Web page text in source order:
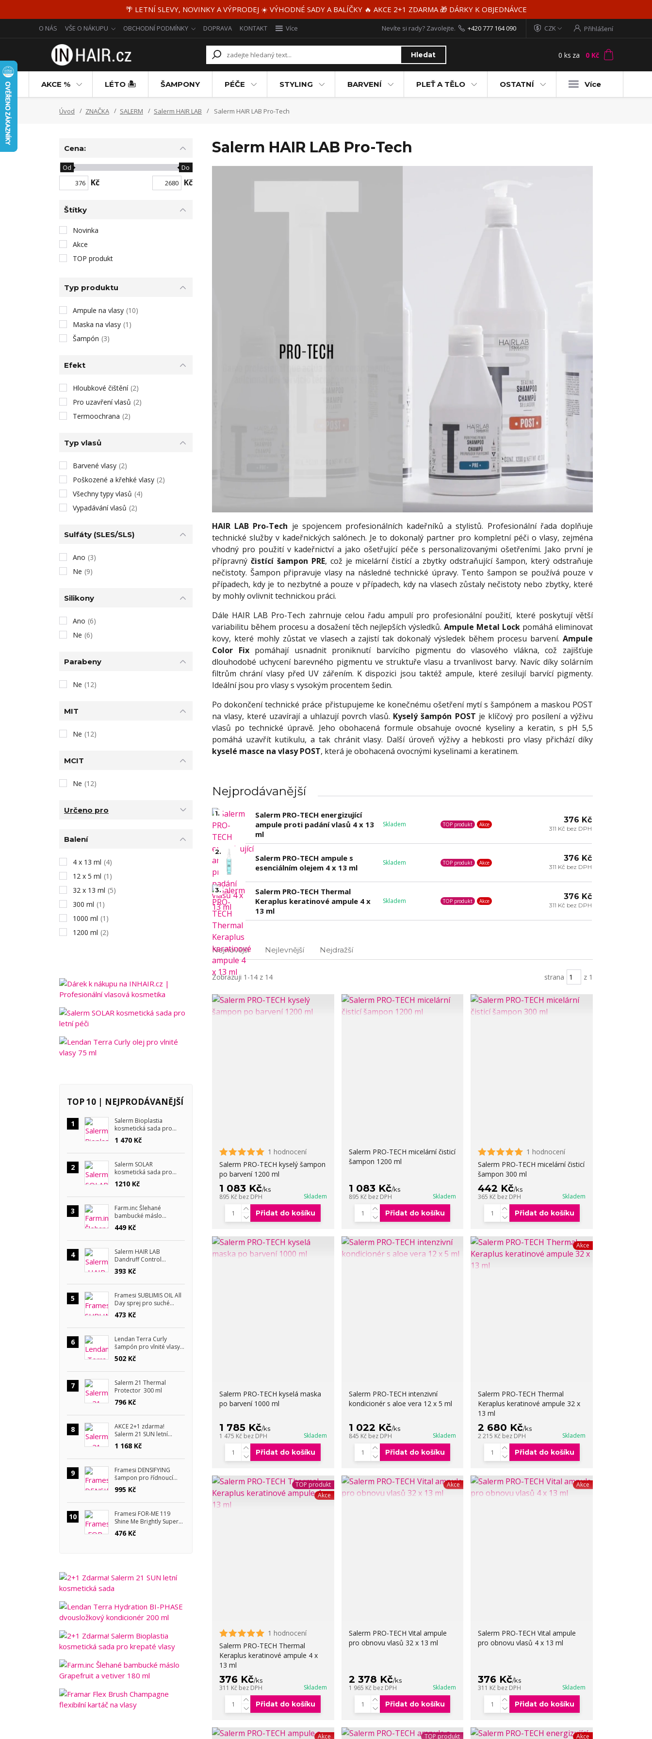
🌴 LETNÍ SLEVY, NOVINKY A VÝPRODEJ ☀️ VÝHODNÉ SADY A BALÍČKY 🔥 AKCE 2+1 ZDARMA 🎁 DÁRKY K OBJEDNÁVCE
O NÁS VŠE O NÁKUPU OBCHODNÍ PODMÍNKY DOPRAVA KONTAKT Více CZK Přihlášení
Hledat
Nevíte si rady? Zavolejte. +420 777 164 090
0 ks za 0 Kč
AKCE % LÉTO 🏝️ ŠAMPONY PÉČE STYLING BARVENÍ PLEŤ A TĚLO OSTATNÍ Více
Úvod ZNAČKA SALERM Salerm HAIR LAB Salerm HAIR LAB Pro-Tech
Salerm HAIR LAB Pro-Tech
HAIR LAB Pro-Tech je spojencem profesionálních kadeřníků a stylistů. Profesionální řada doplňuje
technické služby v kadeřnických salónech. Je to dokonalý partner pro kompletní péči o vlasy, zejména
vhodný pro použití v kadeřnictví a jako ošetřující péče s personalizovanými ošetřeními. Jako první je
přípravný čistící šampon PRE, což je micelární čistící a zbytky odstraňující šampon, který odstraňuje
nečistoty. Šampon připravuje vlasy na následné technické úpravy. Tento šampon se používá pouze v
případech, kdy je to nezbytné a pouze v případech, kdy na vlasech zůstaly nečistoty nebo zbytky, které
by mohly ovlivnit technickou práci.
Dále HAIR LAB Pro-Tech zahrnuje celou řadu ampulí pro profesionální použití, které poskytují větší
variabilitu během procesu a dosažení těch nejlepších výsledků.Ampule Metal Lock pomáhá eliminovat
kovy, které mohly zůstat ve vlasech a zajistí tak dokonalý výsledek během procesu barvení. Ampule
Color Fixpomáhají usnadnit proniknutí barvícího pigmentu do vlasového vlákna, což zajišťuje
dlouhodobé uchycení barevného pigmentu ve struktuře vlasu a trvanlivost barvy. Navíc díky solárním
filtrům chrání vlasy před UV zářením. K dispozici jsou taktéž ampule, které zesilují barvící pigmenty.
Ideální jsou pro vlasy s vysokým procentem šedin.
Po dokončení technické práce přistupujeme ke konečnému ošetření mytí s šampónem a maskou POST
na vlasy, které uzavírají a uhlazují povrch vlasů. Kyselý šampón POST je klíčový pro posílení a výživu
vlasů po technické úpravě. Jeho obohacená formule obsahuje ovocné kyseliny a keratin, s pH 5,5
pomáhá uzavřít kutikulu, a tak chránit vlasy. Další úroveň výživy a hebkosti pro vlasy přichází díky
kyselé masce na vlasy POST, která je obohacená ovocnými kyselinami a keratinem.
Nejprodávanější
1.
Salerm PRO-TECH energizující
ampule proti padání vlasů 4 x 13
ml
Skladem TOP produkt Akce 376 Kč
311 Kč bez DPH
2.
Salerm PRO-TECH ampule s
esenciálním olejem 4 x 13 ml
Skladem TOP produkt Akce 376 Kč
311 Kč bez DPH
3.
Salerm PRO-TECH Thermal
Keraplus keratinové ampule 4 x
13 ml
Skladem TOP produkt Akce 376 Kč
311 Kč bez DPH
Nejnovější Nejlevnější Nejdražší
Zobrazuji 1-14 z 14 strana z 1
1 hodnocení
Salerm PRO-TECH kyselý šampon
po barvení 1200 ml
1 083 Kč/ks
895 Kč bez DPH Skladem
Přidat do košíku
Salerm PRO-TECH micelární čisticí
šampon 1200 ml
1 083 Kč/ks
895 Kč bez DPH Skladem
Přidat do košíku
1 hodnocení
Salerm PRO-TECH micelární čisticí
šampon 300 ml
442 Kč/ks
365 Kč bez DPH Skladem
Přidat do košíku
Salerm PRO-TECH kyselá maska
po barvení 1000 ml
1 785 Kč/ks
1 475 Kč bez DPH Skladem
Přidat do košíku
Salerm PRO-TECH intenzivní
kondicionér s aloe vera 12 x 5 ml
1 022 Kč/ks
845 Kč bez DPH Skladem
Přidat do košíku
Akce
Salerm PRO-TECH Thermal
Keraplus keratinové ampule 32 x
13 ml
2 680 Kč/ks
2 215 Kč bez DPH Skladem
Přidat do košíku
TOP produkt
Akce
1 hodnocení
Salerm PRO-TECH Thermal
Keraplus keratinové ampule 4 x
13 ml
376 Kč/ks
311 Kč bez DPH Skladem
Přidat do košíku
Akce
Salerm PRO-TECH Vital ampule
pro obnovu vlasů 32 x 13 ml
2 378 Kč/ks
1 965 Kč bez DPH Skladem
Přidat do košíku
Akce
Salerm PRO-TECH Vital ampule
pro obnovu vlasů 4 x 13 ml
376 Kč/ks
311 Kč bez DPH Skladem
Přidat do košíku
Akce TOP produkt Akce
Cena:
Kč
Od Do
Kč
Štítky
Novinka
Akce
TOP produkt
Typ produktu
Ampule na vlasy (10)
Maska na vlasy (1)
Šampón (3)
Efekt
Hloubkové čištění (2)
Pro uzavření vlasů (2)
Termoochrana (2)
Typ vlasů
Barvené vlasy (2)
Poškozené a křehké vlasy (2)
Všechny typy vlasů (4)
Vypadávání vlasů (2)
Sulfáty (SLES/SLS)
Ano (3)
Ne (9)
Silikony
Ano (6)
Ne (6)
Parabeny
Ne (12)
MIT
Ne (12)
MCIT
Ne (12)
Určeno pro
Balení
4 x 13 ml (4)
12 x 5 ml (1)
32 x 13 ml (5)
300 ml (1)
1000 ml (1)
1200 ml (2)
TOP 10 | NEJPRODÁVANĚJŠÍ
1
Salerm Bioplastia
kosmetická sada pro
krepaté vlasy
1 470 Kč
2
Salerm SOLAR
kosmetická sada pro
letní péči
1210 Kč
3
Farm.inc Šlehané
bambucké máslo
Lemongrass a lavender
180 ml
449 Kč
4
Salerm HAIR LAB
Dandruff Control
šampon proti lupům 300
ml
393 Kč
5
Framesi SUBLIMIS OIL All
Day sprej pro suché
vlasy 150 ml
473 Kč
6
Lendan Terra Curly
šampón pro vlnité vlasy
300 ml
502 Kč
7
Salerm 21 Thermal
Protector 300 ml
796 Kč
8
AKCE 2+1 zdarma!
Salerm 21 SUN letní
kosmetická sada
1 168 Kč
9
Framesi DENSIFYING
šampon pro řídnoucí
vlasy 1000 ml
995 Kč
10
Framesi FOR-ME 119
Shine Me Brightly Super
Coat pro zrcadlový lesk
476 Kč